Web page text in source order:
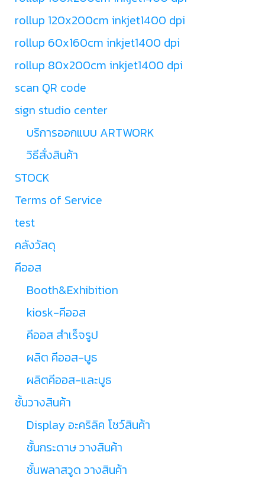
rollup 120x200cm inkjet1400 dpi
rollup 60x160cm inkjet1400 dpi
rollup 80x200cm inkjet1400 dpi
scan QR code
sign studio center
บริการออกแบบ ARTWORK
วิธีสั่งสินค้า
STOCK
Terms of Service
test
คลังวัสดุ
คีออส
Booth&Exhibition
kiosk-คีออส
คีออส สำเร็จรูป
ผลิต คีออส-บูธ
ผลิตคีออส-และบูธ
ชั้นวางสินค้า
Display อะคริลิค โชว์สินค้า
ชั้นกระดาษ วางสินค้า
ชั้นพลาสวูด วางสินค้า